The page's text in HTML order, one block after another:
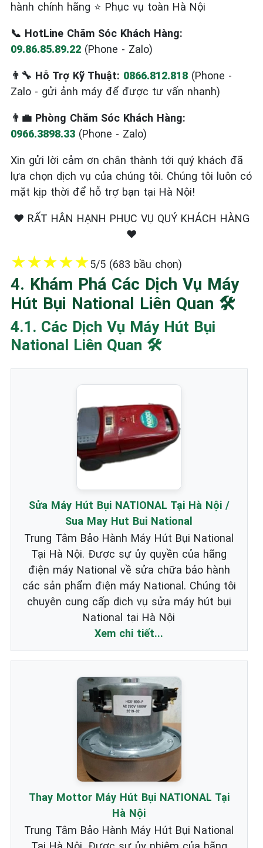
hành chính hãng ⭐ Phục vụ toàn Hà Nội
📞 HotLine Chăm Sóc Khách Hàng:
09.86.85.89.22 (Phone - Zalo)
👨‍🔧 Hỗ Trợ Kỹ Thuật: 0866.812.818 (Phone -
Zalo - gửi ảnh máy để được tư vấn nhanh)
👨‍💼 Phòng Chăm Sóc Khách Hàng:
0966.3898.33 (Phone - Zalo)
Xin gửi lời cảm ơn chân thành tới quý khách đã
lựa chọn dịch vụ của chúng tôi. Chúng tôi luôn có
mặt kịp thời để hỗ trợ bạn tại Hà Nội!
❤️ RẤT HÂN HẠNH PHỤC VỤ QUÝ KHÁCH HÀNG
❤️
★★★★★5/5 (683 bầu chọn)
4. Khám Phá Các Dịch Vụ Máy
Hút Bụi National Liên Quan 🛠️
4.1. Các Dịch Vụ Máy Hút Bụi
National Liên Quan 🛠️
Sửa Máy Hút Bụi NATIONAL Tại Hà Nội /
Sua May Hut Bui National
Trung Tâm Bảo Hành Máy Hút Bụi National
Tại Hà Nội. Được sự ủy quyền của hãng
điện máy National về sửa chữa bảo hành
các sản phẩm điện máy National. Chúng tôi
chuyên cung cấp dich vụ sửa máy hút bụi
National tại Hà Nội
Xem chi tiết...
Thay Mottor Máy Hút Bụi NATIONAL Tại
Hà Nội
Trung Tâm Bảo Hành Máy Hút Bụi National